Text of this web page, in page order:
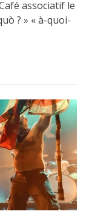
associatif le
? » « à-quoi-